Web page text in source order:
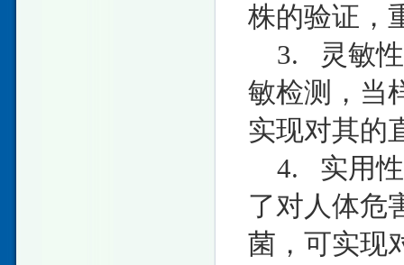
株的验证，
3. 灵敏性
敏检测，当
实现对其的
4. 实用
了对人体危
菌，可实现